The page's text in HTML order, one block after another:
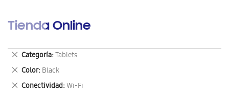
Tienda Online
Categoría Tablets
Eliminar
este
artículo
Color Black
Eliminar
este
Conectividad Wi-Fi
Eliminar